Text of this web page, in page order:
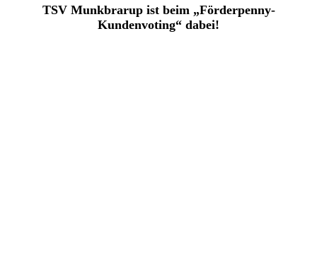
TSV Munkbrarup ist beim „Förderpenny-
Kundenvoting“ dabei!